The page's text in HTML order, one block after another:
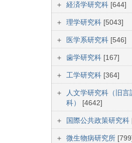
経済学研究科 [644]
理学研究科 [5043]
医学系研究科 [546]
歯学研究科 [167]
工学研究科 [364]
人文学研究科（旧言
科） [4642]
国際公共政策研究科
微生物病研究所